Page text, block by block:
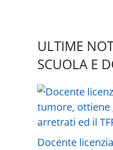
ULTIME
SCUOLA E
Docente